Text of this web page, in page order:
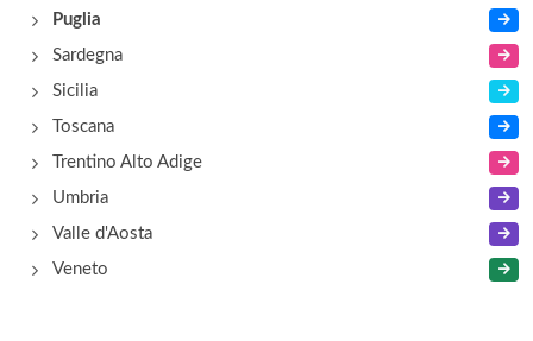
Puglia
Sardegna
Sicilia
Toscana
Trentino Alto Adige
Umbria
Valle d'Aosta
Veneto